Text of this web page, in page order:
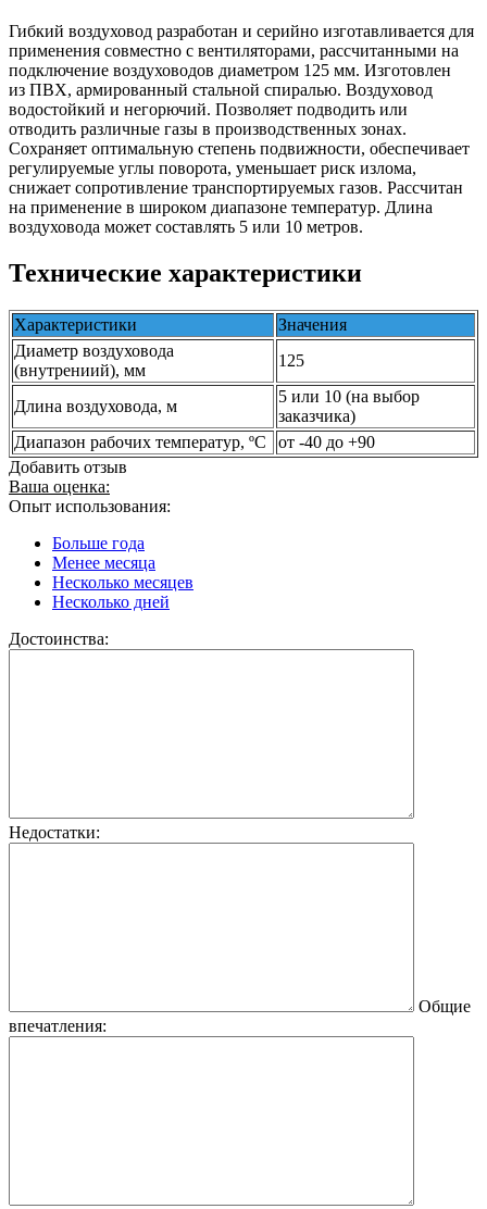
Гибкий воздуховод разработан и серийно изготавливается для
применения совместно с вентиляторами, рассчитанными на
подключение воздуховодов диаметром 125 мм. Изготовлен
из ПВХ, армированный стальной спиралью. Воздуховод
водостойкий и негорючий. Позволяет подводить или
отводить различные газы в производственных зонах.
Сохраняет оптимальную степень подвижности, обеспечивает
регулируемые углы поворота, уменьшает риск излома,
снижает сопротивление транспортируемых газов. Рассчитан
на применение в широком диапазоне температур. Длина
воздуховода может составлять 5 или 10 метров.
Технические характеристики
Характеристики
Значения
Диаметр воздуховода
(внутрениий), мм
125
Длина воздуховода, м
5 или 10 (на выбор
заказчика)
Диапазон рабочих температур, ºС
от -40 до +90
Добавить отзыв
Ваша оценка:
Опыт использования:
Больше года
Менее месяца
Несколько месяцев
Несколько дней
Достоинства:
Недостатки:
Общие
впечатления: